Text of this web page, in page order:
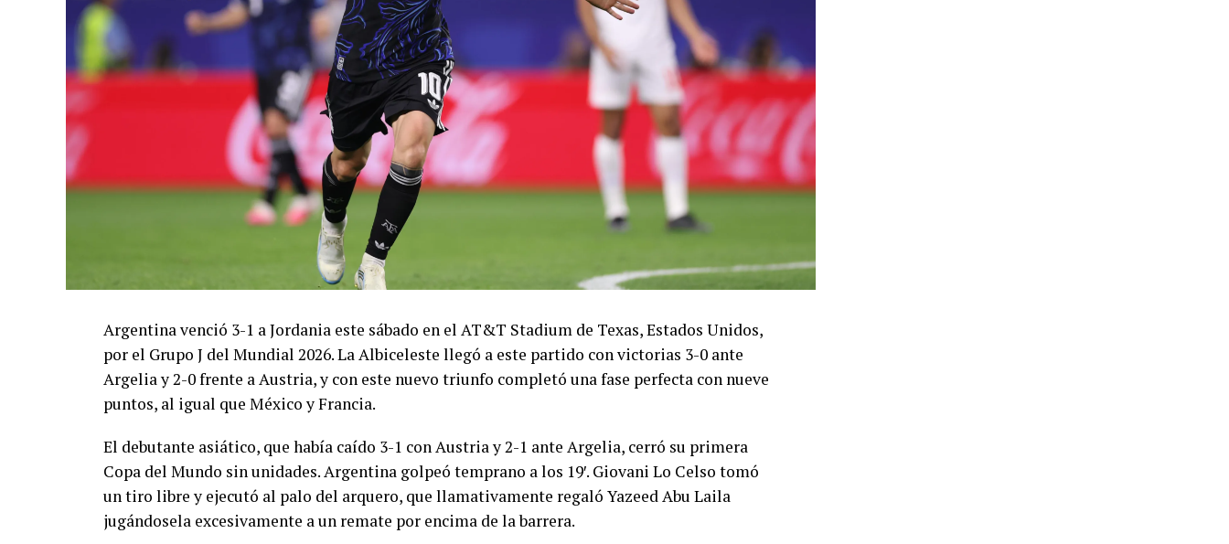
Argentina venció 3-1 a Jordania este sábado en el AT&T Stadium de Texas, Estados Unidos,
por el Grupo J del Mundial 2026. La Albiceleste llegó a este partido con victorias 3-0 ante
Argelia y 2-0 frente a Austria, y con este nuevo triunfo completó una fase perfecta con nueve
puntos, al igual que México y Francia.
El debutante asiático, que había caído 3-1 con Austria y 2-1 ante Argelia, cerró su primera
Copa del Mundo sin unidades. Argentina golpeó temprano a los 19′. Giovani Lo Celso tomó
un tiro libre y ejecutó al palo del arquero, que llamativamente regaló Yazeed Abu Laila
jugándosela excesivamente a un remate por encima de la barrera.